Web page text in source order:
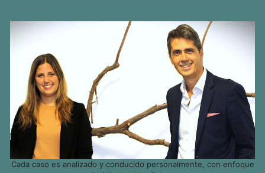
Cada caso es analizado y conducido personalmente, con enfoque